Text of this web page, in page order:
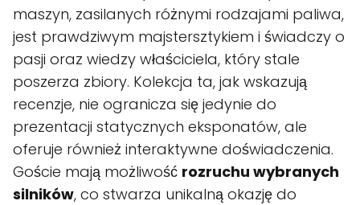
maszyn, zasilanych różnymi rodzajami paliwa,
jest prawdziwym majstersztykiem i świadczy o
pasji oraz wiedzy właściciela, który stale
poszerza zbiory. Kolekcja ta, jak wskazują
recenzje, nie ogranicza się jedynie do
prezentacji statycznych eksponatów, ale
oferuje również interaktywne doświadczenia.
Goście mają możliwość rozruchu wybranych
silników, co stwarza unikalną okazję do